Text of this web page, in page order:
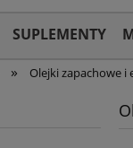
SUPLEMENTY
» Olejki zapachowe i